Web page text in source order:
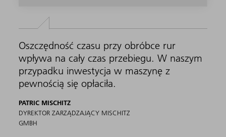
Oszczędność czasu przy obróbce rur
wpływa na cały czas przebiegu. W naszym
przypadku inwestycja w maszynę z
pewnością się opłaciła.
PATRIC MISCHITZ
DYREKTOR ZARZĄDZAJĄCY MISCHITZ
GMBH